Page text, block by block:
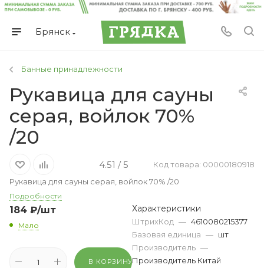
Брянск
Банные принадлежности
Рукавица для сауны
серая, войлок 70%
/20
4.51 / 5
Код товара: 00000180918
Рукавица для сауны серая, войлок 70% /20
Подробности
184 ₽/шт
Мало
В КОРЗИНУ
Характеристики
ШтрихКод — 4610080215377
Базовая единица — шт
Производитель —
Производитель Китай